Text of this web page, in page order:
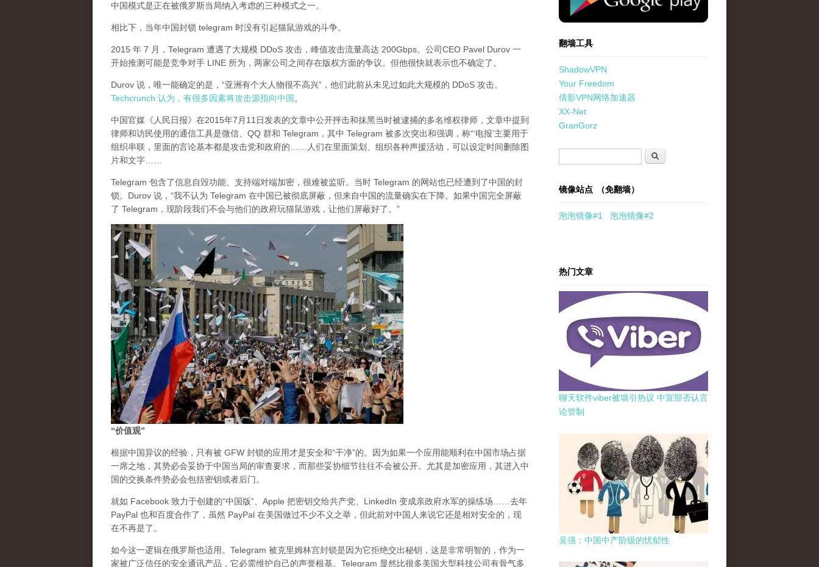
中国模式是正在被俄罗斯当局纳入考虑的三种模式之一。
相比下，当年中国封锁 telegram 时没有引起猫鼠游戏的斗争。
2015 年 7 月，Telegram 遭遇了大规模 DDoS 攻击，峰值攻击流量高达 200Gbps。公司CEO Pavel Durov 一
开始推测可能是竞争对手 LINE 所为，两家公司之间存在版权方面的争议。但他很快就表示也不确定了。
Durov 说，唯一能确定的是，“亚洲有个大人物很不高兴”，他们此前从未见过如此大规模的 DDoS 攻击。
Techcrunch 认为，有很多因素将攻击源指向中国 。
中国官媒《人民日报》在2015年7月11日发表的文章中公开抨击和抹黑当时被逮捕的多名维权律师，文章中提到
律师和访民使用的通信工具是微信、QQ 群和 Telegram，其中 Telegram 被多次突出和强调，称“‘电报’主要用于
组织串联，里面的言论基本都是攻击党和政府的……人们在里面策划、组织各种声援活动，可以设定时间删除图
片和文字……
Telegram 包含了信息自毁功能、支持端对端加密，很难被监听。当时 Telegram 的网站也已经遭到了中国的封
锁。Durov 说，“我不认为 Telegram 在中国已被彻底屏蔽，但来自中国的流量确实在下降。如果中国完全屏蔽
了 Telegram，现阶段我们不会与他们的政府玩猫鼠游戏，让他们屏蔽好了。”
“价值观”
根据中国异议的经验，只有被 GFW 封锁的应用才是安全和“干净”的。因为如果一个应用能顺利在中国市场占据
一席之地，其势必会妥协于中国当局的审查要求，而那些妥协细节往往不会被公开。尤其是加密应用，其进入中
国的交换条件势必会包括密钥或者后门。
就如 Facebook 致力于创建的“中国版”、Apple 把密钥交给共产党、LinkedIn 变成亲政府水军的操练场……去年
PayPal 也和百度合作了，虽然 PayPal 在美国做过不少不义之举，但此前对中国人来说它还是相对安全的，现
在不再是了。
如今这一逻辑在俄罗斯也适用。Telegram 被克里姆林宫封锁是因为它拒绝交出秘钥，这是非常明智的，作为一
家被广泛信任的安全通讯产品，它必需维护自己的声誉根基。Telegram 显然比很多美国大型科技公司有骨气多
翻墙工具
ShadowVPN
Your Freedom
倩影VPN网络加速器
XX-Net
GranGorz
搜索
镜像站点 （免翻墙）
泡泡镜像#1 泡泡镜像#2
热门文章
聊天软件viber被墙引热议 中宣部否认言
论管制
吴强：中国中产阶级的忧郁性